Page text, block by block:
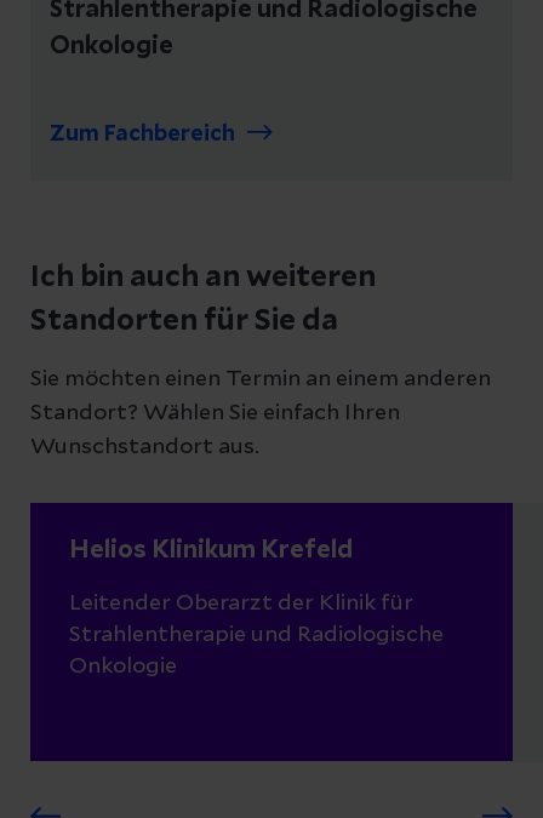
Strahlentherapie und Radiologische
Onkologie
Zum Fachbereich
Ich bin auch an weiteren
Standorten für Sie da
Sie möchten einen Termin an einem anderen
Standort? Wählen Sie einfach Ihren
Wunschstandort aus.
Helios Klinikum Krefeld
Leitender Oberarzt der Klinik für
Strahlentherapie und Radiologische
Onkologie